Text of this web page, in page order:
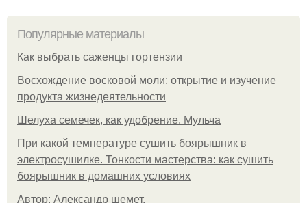
Популярные материалы
Как выбрать саженцы гортензии
Восхождение восковой моли: открытие и изучение
продукта жизнедеятельности
Шелуха семечек, как удобрение. Мульча
При какой температуре сушить боярышник в
электросушилке. Тонкости мастерства: как сушить
боярышник в домашних условиях
Автор: Александр шемет.